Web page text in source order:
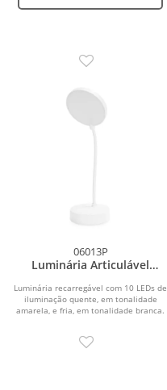
06013P
Luminária Articulável
Luminária recarregável com 10 LEDs de
iluminação quente, em tonalidade
amarela, e fria, em tonalidade branca.